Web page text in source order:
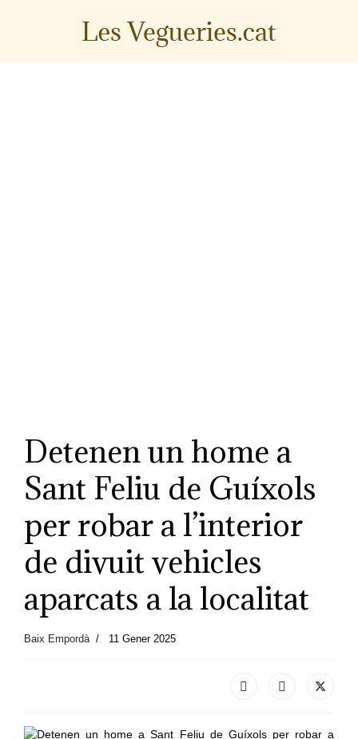
Detenen un home a
Sant Feliu de Guíxols
per robar a l’interior
de divuit vehicles
aparcats a la localitat
Baix Empordà 11 Gener 2025